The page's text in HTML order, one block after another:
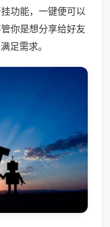
功能，一键便可以
你是想分享给好友
足需求。